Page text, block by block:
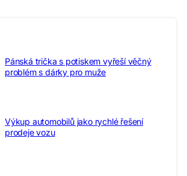
Pánská trička s potiskem vyřeší věčný
problém s dárky pro muže
Výkup automobilů jako rychlé řešení
prodeje vozu